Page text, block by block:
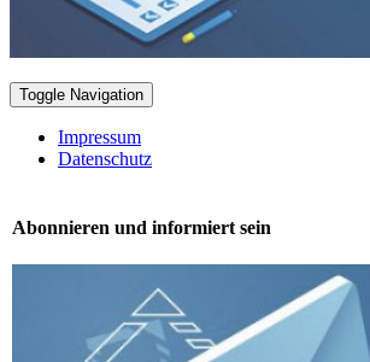
Toggle Navigation
Impressum
Datenschutz
Abonnieren und informiert sein